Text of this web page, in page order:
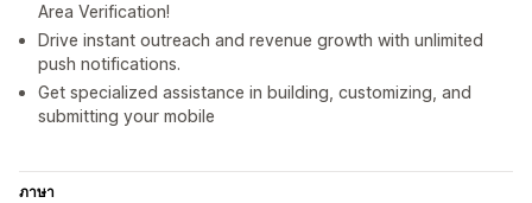
Area Verification!
Drive instant outreach and revenue growth with unlimited
push notifications.
Get specialized assistance in building, customizing, and
submitting your mobile
ภาษา